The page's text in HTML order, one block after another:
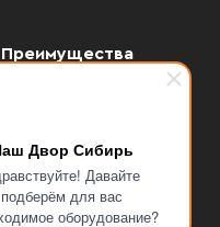
Двор Сибирь
Давайте
подберём для вас
оборудование?
Преимущества
Проектировщикам
Управляющим
компаниям
Детским садам и
и обслуживания.